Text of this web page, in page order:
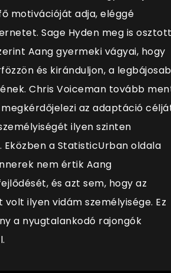
motivációját adja, eléggé
Sage Hyden meg is
Aang gyermeki vágyai, hogy
és kiránduljon, a
Chris Voiceman tovább
az adaptáció
ilyen szinten
a StatisticUrban oldala
nem értik Aang
és azt sem, hogy az
ilyen vidám személyisége. Ez
a nyugtalankodó rajongók